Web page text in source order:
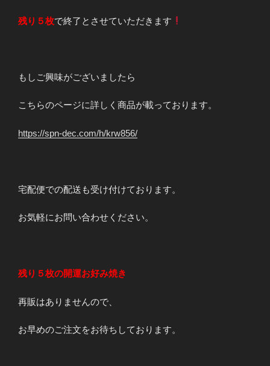
残り５枚で終了とさせていただきます
もしご興味がございましたら
こちらのページに詳しく商品が載っております。
https://spn-dec.com/h/krw856/
宅配便での配送も受け付けております。
お気軽にお問い合わせください。
残り５枚の開運お好み焼き
再販はありませんので、
お早めのご注文をお待ちしております。